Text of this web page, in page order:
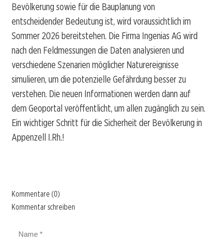
Bevölkerung sowie für die Bauplanung von
entscheidender Bedeutung ist, wird voraussichtlich im
Sommer 2026 bereitstehen. Die Firma Ingenias AG wird
nach den Feldmessungen die Daten analysieren und
verschiedene Szenarien möglicher Naturereignisse
simulieren, um die potenzielle Gefährdung besser zu
verstehen. Die neuen Informationen werden dann auf
dem Geoportal veröffentlicht, um allen zugänglich zu sein.
Ein wichtiger Schritt für die Sicherheit der Bevölkerung in
Appenzell I.Rh.!
Kommentare (0)
Kommentar schreiben